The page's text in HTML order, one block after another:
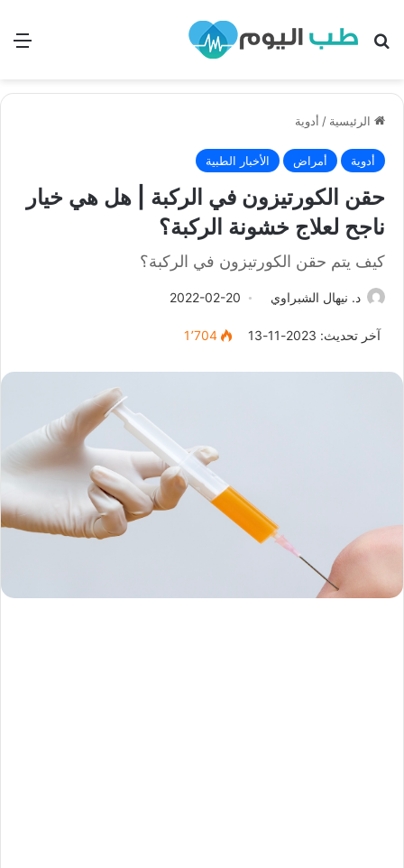
بحث
الرئيسية / أدوية
أدوية أمراض الأخبار الطبية
حقن الكورتيزون في الركبة | هل هي خيار
ناجح لعلاج خشونة الركبة؟
كيف يتم حقن الكورتيزون في الركبة؟
د. نيهال الشبراوي 2022-02-20
آخر تحديث: 2023-11-13 1٬704